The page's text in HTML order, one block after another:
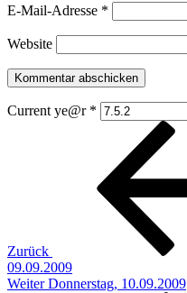
E-Mail-Adresse *
Website
Current ye@r *
Beitragsnavigation
Zurück
09.09.2009
Nächster
Weiter Donnerstag, 10.09.2009